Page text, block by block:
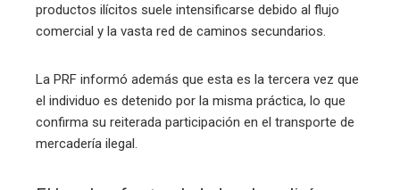
productos ilícitos suele intensificarse debido al flujo
comercial y la vasta red de caminos secundarios.
La PRF informó además que esta es la tercera vez que
el individuo es detenido por la misma práctica, lo que
confirma su reiterada participación en el transporte de
mercadería ilegal.